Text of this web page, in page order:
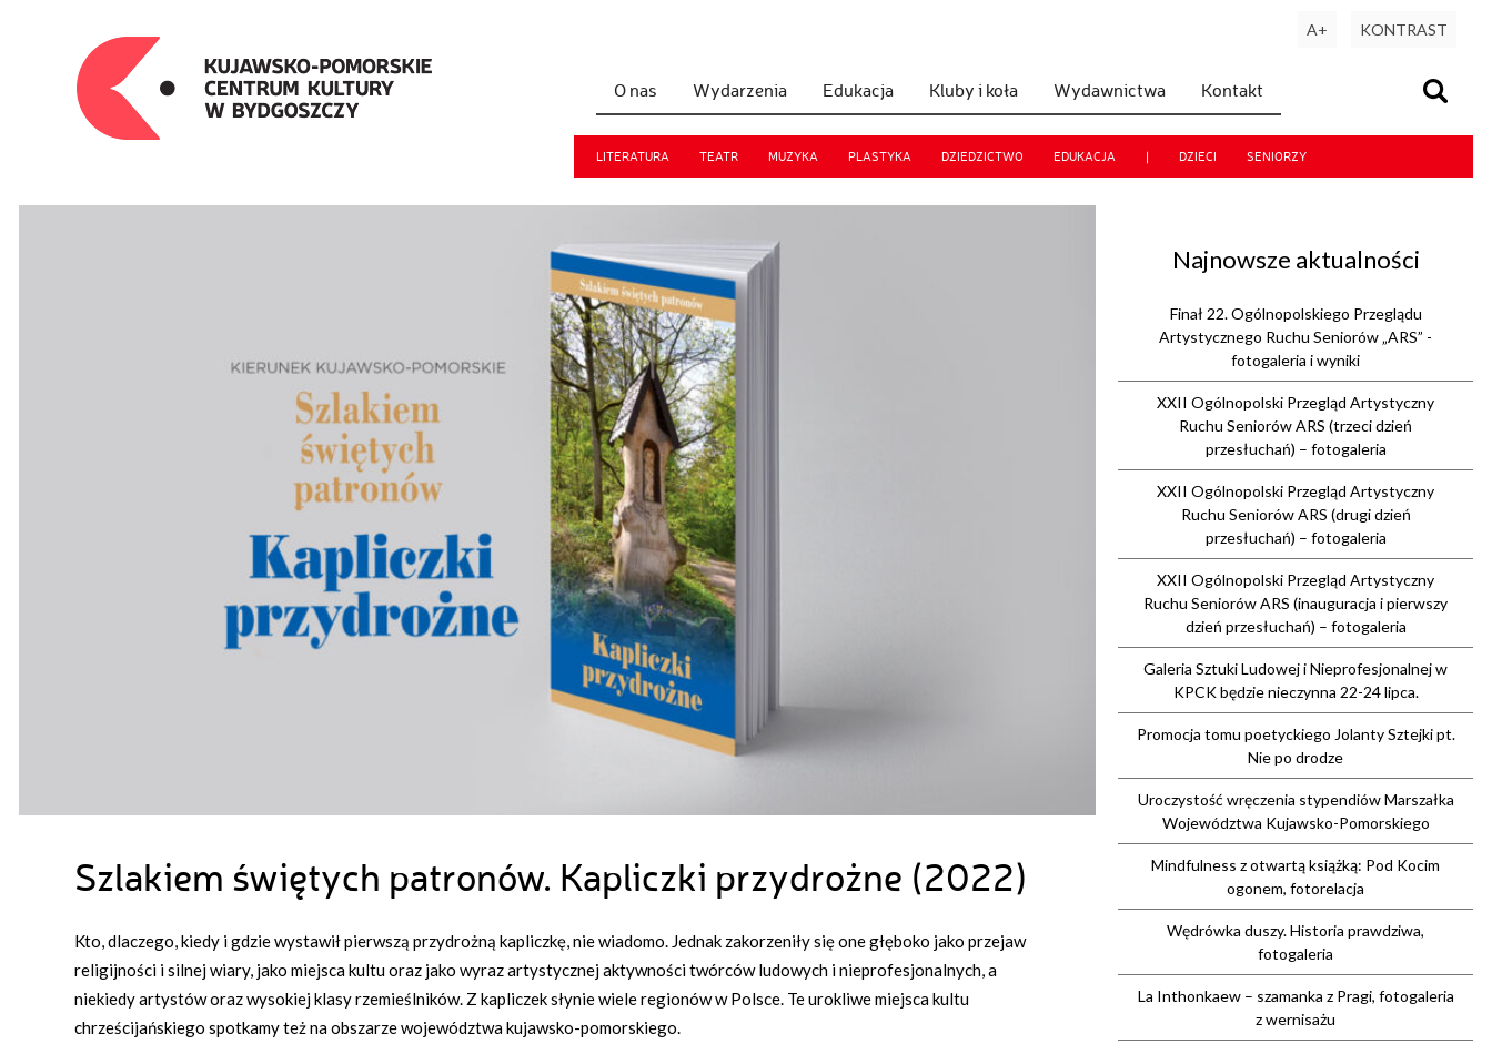
O nas Wydarzenia Edukacja Kluby i koła Wydawnictwa Kontakt
LITERATURA TEATR MUZYKA PLASTYKA DZIEDZICTWO EDUKACJA | DZIECI SENIORZY
A+ KONTRAST
Szlakiem świętych patronów. Kapliczki przydrożne (2022)
Kto, dlaczego, kiedy i gdzie wystawił pierwszą przydrożną kapliczkę, nie wiadomo. Jednak zakorzeniły się one głęboko jako przejaw
religijności i silnej wiary, jako miejsca kultu oraz jako wyraz artystycznej aktywności twórców ludowych i nieprofesjonalnych, a
niekiedy artystów oraz wysokiej klasy rzemieślników. Z kapliczek słynie wiele regionów w Polsce. Te urokliwe miejsca kultu
chrześcijańskiego spotkamy też na obszarze województwa kujawsko-pomorskiego.
Najnowsze aktualności
Finał 22. Ogólnopolskiego Przeglądu
Artystycznego Ruchu Seniorów „ARS” -
fotogaleria i wyniki
XXII Ogólnopolski Przegląd Artystyczny
Ruchu Seniorów ARS (trzeci dzień
przesłuchań) – fotogaleria
XXII Ogólnopolski Przegląd Artystyczny
Ruchu Seniorów ARS (drugi dzień
przesłuchań) – fotogaleria
XXII Ogólnopolski Przegląd Artystyczny
Ruchu Seniorów ARS (inauguracja i pierwszy
dzień przesłuchań) – fotogaleria
Galeria Sztuki Ludowej i Nieprofesjonalnej w
KPCK będzie nieczynna 22-24 lipca.
Promocja tomu poetyckiego Jolanty Sztejki pt.
Nie po drodze
Uroczystość wręczenia stypendiów Marszałka
Województwa Kujawsko-Pomorskiego
Mindfulness z otwartą książką: Pod Kocim
ogonem, fotorelacja
Wędrówka duszy. Historia prawdziwa,
fotogaleria
La Inthonkaew – szamanka z Pragi, fotogaleria
z wernisażu